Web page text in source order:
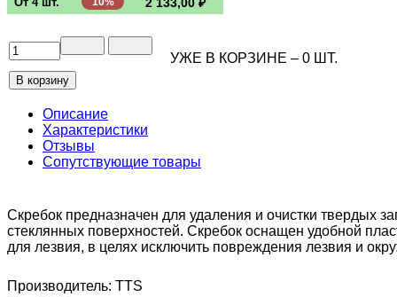
УЖЕ В КОРЗИНЕ – 0 ШТ.
Описание
Характеристики
Отзывы
Сопутствующие товары
Скребок предназначен для удаления и очистки твердых
стеклянных поверхностей. Скребок оснащен удобной
для лезвия, в целях исключить повреждения лезвия и
Производитель: TTS